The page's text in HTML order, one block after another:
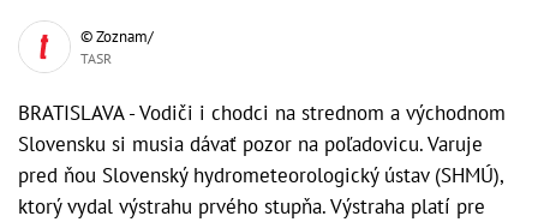
© Zoznam/
TASR
BRATISLAVA - Vodiči i chodci na strednom a východnom
Slovensku si musia dávať pozor na poľadovicu. Varuje
pred ňou Slovenský hydrometeorologický ústav (SHMÚ),
ktorý vydal výstrahu prvého stupňa. Výstraha platí pre